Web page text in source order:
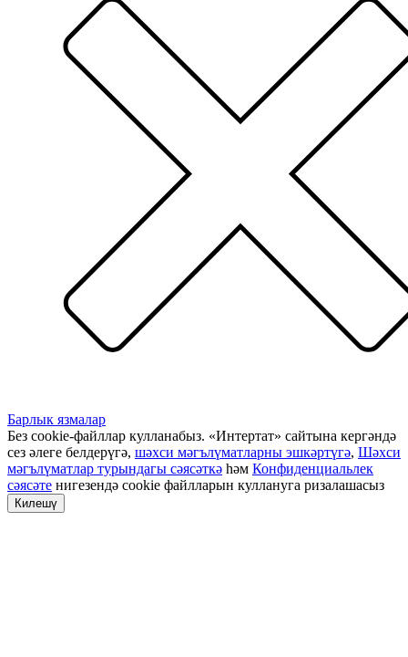
Барлык язмалар
Без cookie-файллар кулланабыз. «Интертат» сайтына кергәндә
сез әлеге белдерүгә, шәхси мәгълүматларны эшкәртүгә, Шәхси
мәгълүматлар турындагы сәясәткә һәм Конфиденциальлек
сәясәте нигезендә cookie файлларын куллануга ризалашасыз
Килешү